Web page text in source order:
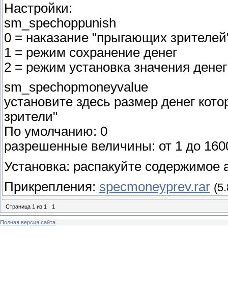
Настройки:
sm_spechoppunish
0 = наказание "прыгающих
1 = режим сохранение денег
2 = режим установка значения денег
sm_spechopmoneyvalue
установите здесь размер денег
зрители"
По умолчанию: 0
разрешенные величины: от 1 до
Установка: распакуйте содержимое
Прикрепления: specmoneyprev.rar
Страница 1 из 1 1
Полная версия сайта